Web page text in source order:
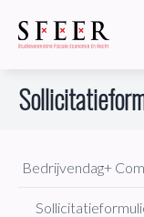
Bedrijvendag+